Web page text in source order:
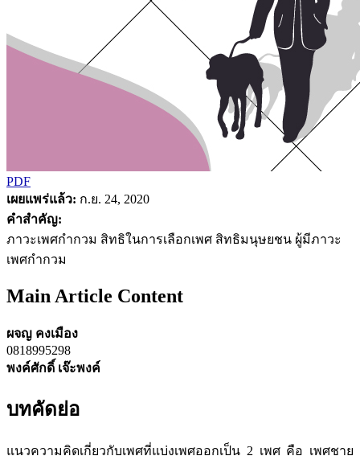
PDF
เผยแพร่แล้ว: ก.ย. 24, 2020
คำสำคัญ:
ภาวะเพศกำกวม สิทธิในการเลือกเพศ สิทธิมนุษยชน ผู้มีภาวะ
เพศกำกวม
Main Article Content
ผจญ คงเมือง
0818995298
พงค์ศักดิ์ เจ๊ะพงค์
บทคัดย่อ
แนวความคิดเกี่ยวกับเพศที่แบ่งเพศออกเป็น 2 เพศ คือ เพศชาย